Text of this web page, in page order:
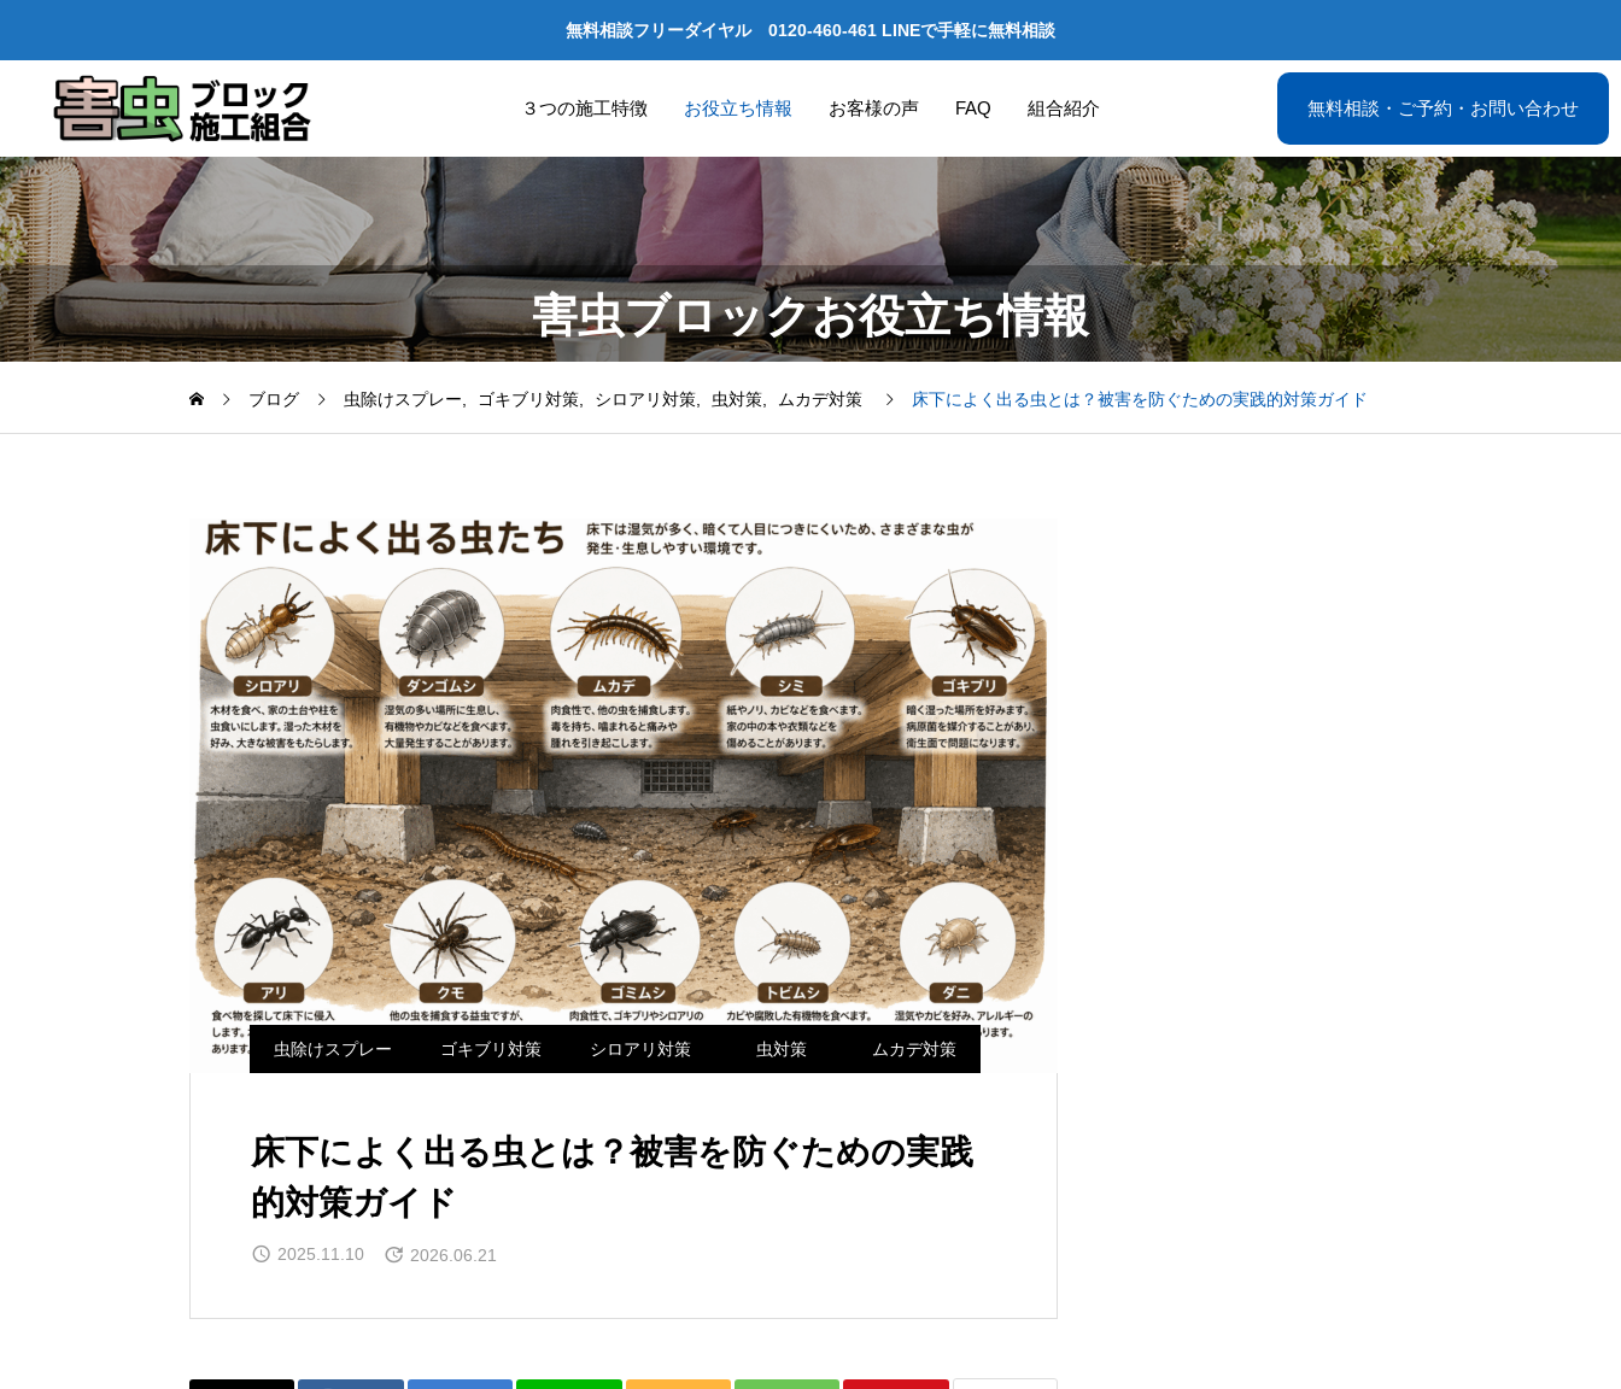
無料相談フリーダイヤル 0120-460-461 LINEで手軽に無料相談
３つの施工特徴 お役立ち情報 お客様の声 FAQ 組合紹介 無料相談・ご予約・お問い合わせ
害虫ブロックお役立ち情報
ブログ 虫除けスプレー ゴキブリ対策 シロアリ対策 虫対策 ムカデ対策 床下によく出る虫とは？被害を防ぐための実践的対策ガイド
虫除けスプレー ゴキブリ対策 シロアリ対策 虫対策 ムカデ対策
床下によく出る虫とは？被害を防ぐための実践
的対策ガイド
2025.11.10 2026.06.21